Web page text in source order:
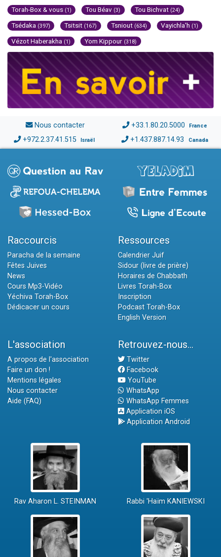
Torah-Box & vous (1) Tou Béav (3) Tou Bichvat (24)
Tsédaka (397) Tsitsit (167) Tsniout (634) Vayichla'h (1)
Vézot Haberakha (1) Yom Kippour (318)
Nous contacter +33.1.80.20.5000 France
+972.2.37.41.515 Israël +1.437.887.14.93 Canada
Raccourcis
Paracha de la semaine
Fêtes Juives
News
Cours Mp3-Vidéo
Yéchiva Torah-Box
Dédicacer un cours
Ressources
Calendrier Juif
Sidour (livre de prière)
Horaires de Chabbath
Livres Torah-Box
Inscription
Podcast Torah-Box
English Version
L'association
A propos de l'association
Faire un don !
Mentions légales
Nous contacter
Aide (FAQ)
Retrouvez-nous...
Twitter
Facebook
YouTube
WhatsApp
WhatsApp Femmes
Application iOS
Application Android
Rav Aharon L. STEINMAN Rabbi 'Haïm KANIEWSKI